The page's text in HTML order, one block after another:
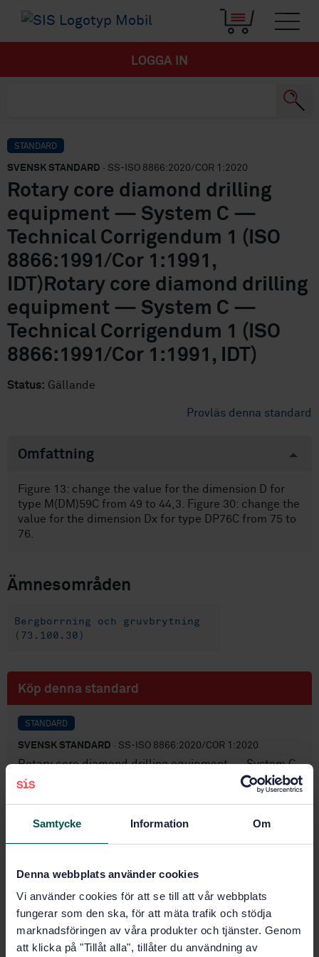
Samtycke Information Om
Denna webbplats använder cookies
Vi använder cookies för att se till att vår webbplats
fungerar som den ska, för att mäta trafik och stödja
marknadsföringen av våra produkter och tjänster. Genom
att klicka på "Tillåt alla", tillåter du användning av
LOGGA IN
STANDARD
SVENSK STANDARD · SS-ISO 8866:2020/COR 1:2020
Rotary core diamond drilling
equipment — System C —
Technical Corrigendum 1 (ISO
8866:1991/Cor 1:1991,
IDT)Rotary core diamond drilling
equipment — System C —
Technical Corrigendum 1 (ISO
8866:1991/Cor 1:1991, IDT)
Status: Gällande
Provläs denna standard
Omfattning
Figure 13: change the value for the dimension D for
type M(DM)59C from 49 to 44,3. Figure 30: change the
value for the dimension Dx for type DP76C from 75 to
76.
Ämnesområden
Bergborrning och gruvbrytning
(73.100.30)
Köp denna standard
STANDARD
SVENSK STANDARD · SS-ISO 8866:2020/COR 1:2020
Rotary core diamond drilling equipment — System C
— Technical Corrigendum 1 (ISO 8866:1991/Cor
1:1991, IDT)Rotary core diamond drilling equipment
8866:1991/Cor 1:1991, IDT)
PDF
Lägg i varukorgen